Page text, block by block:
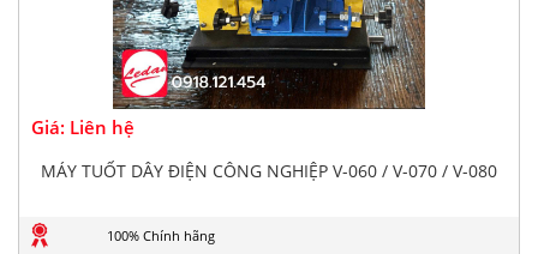
Giá: Liên hệ
MÁY TUỐT DÂY ĐIỆN CÔNG NGHIỆP V-060 / V-070 / V-080
100% Chính hãng